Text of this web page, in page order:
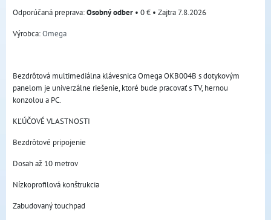
Osobný odber • 0 € • Zajtra7.8.2026
Výrobca:Omega
Bezdrôtová multimediálna klávesnica Omega OKB004B s dotykovým
panelom je univerzálne riešenie, ktoré bude pracovať s TV, hernou
konzolou a PC.
KĽÚČOVÉ VLASTNOSTI
Bezdrôtové pripojenie
Dosah až 10 metrov
Nízkoprofilová konštrukcia
Zabudovaný touchpad